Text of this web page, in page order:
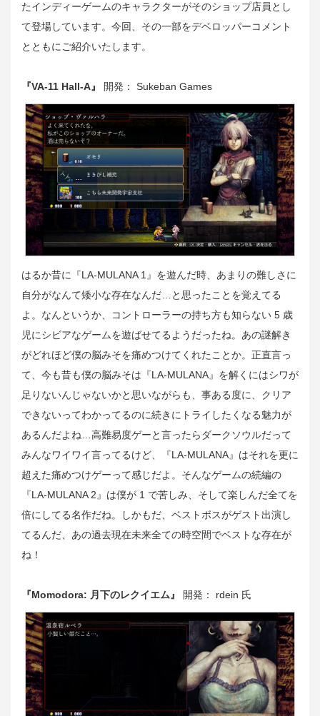
たインディーゲームのキャラクターがそのショップ店員とし
て登場しています。今回、その一部をデベロッパーコメント
とともにご紹介いたします。
『VA-11 Hall-A』 開発： Sukeban Games
はるか昔に『LA-MULANA 1』を遊んだ時、あまりの難しさに
自分がなんて矮小な存在なんだ…と思ったことを覚えてる
よ。なんというか、コントローラーの持ち方も知らない 5 歳
児にシビアなゲームを遊ばせてるようだったね。あの謎解き
がどれほど僕の脳みそを痛めつけてくれたことか。正直言っ
て、今も昔も僕の脳みそは『LA-MULANA』を解くにはシワが
足りないんじゃないかと思いながらも、事ある度に、クリア
できないってわかってるのに続きにトライしたくなる魅力が
あるんだよね…高難易度ゲーと言ったらダークソウルだって
みんなワイワイ言ってるけど、『LA-MULANA』はそれを更に
超えた痛めつけゲーって感じだよ。そんなゲームの続編の
『LA-MULANA 2』は僕が 1 で苦しみ、そして楽しんだ全てを
倍にしてる名作だね。しかもだ、ベストボスがゲスト出演し
てるんだ、あの過去現在未来全ての時空間でベストな存在が
ね！
『Momodora: 月下のレクイエム』 開発： rdein 氏